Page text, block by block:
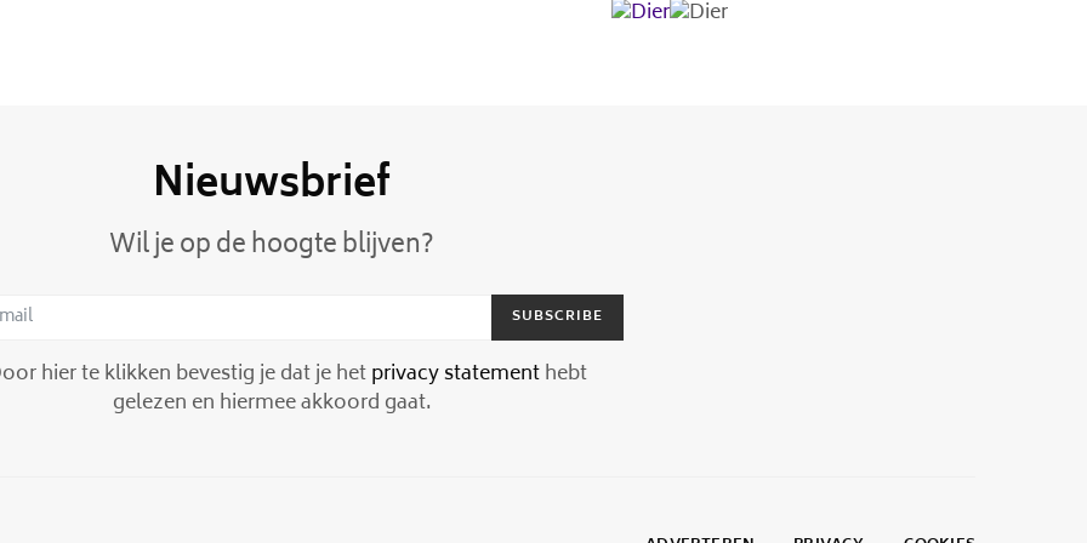
Nieuwsbrief
Wil je op de hoogte blijven?
SUBSCRIBE
hier te klikken bevestig je dat je hetprivacy statementhebt
gelezen en hiermee akkoord gaat.